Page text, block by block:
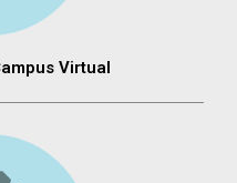
Virtual